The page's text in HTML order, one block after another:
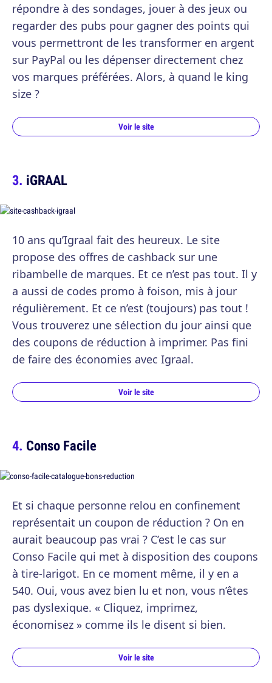
répondre à des sondages, jouer à des jeux ou
regarder des pubs pour gagner des points qui
vous permettront de les transformer en argent
sur PayPal ou les dépenser directement chez
vos marques préférées. Alors, à quand le king
size ?
Voir le site
iGRAAL
10 ans qu’Igraal fait des heureux. Le site
propose des offres de cashback sur une
ribambelle de marques. Et ce n’est pas tout. Il y
a aussi de codes promo à foison, mis à jour
régulièrement. Et ce n’est (toujours) pas tout !
Vous trouverez une sélection du jour ainsi que
des coupons de réduction à imprimer. Pas fini
de faire des économies avec Igraal.
Voir le site
Conso Facile
Et si chaque personne relou en confinement
représentait un coupon de réduction ? On en
aurait beaucoup pas vrai ? C’est le cas sur
Conso Facile qui met à disposition des coupons
à tire-larigot. En ce moment même, il y en a
540. Oui, vous avez bien lu et non, vous n’êtes
pas dyslexique. « Cliquez, imprimez,
économisez » comme ils le disent si bien.
Voir le site